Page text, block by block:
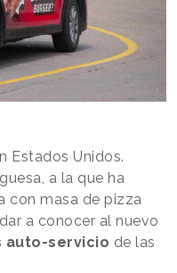
Estados Unidos.
a la que ha
con masa de pizza
a conocer al nuevo
auto-servicio de las